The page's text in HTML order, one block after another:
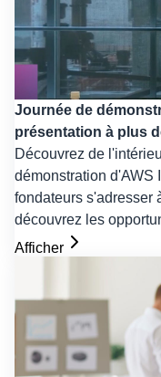
Journée de
présentation à plus
Découvrez de
démonstration d'AWS
fondateurs s'adresser
découvrez les
Afficher